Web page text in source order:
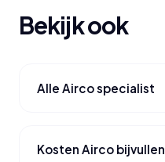
Bekijk ook
Alle Airco specialist
Kosten Airco bijvullen